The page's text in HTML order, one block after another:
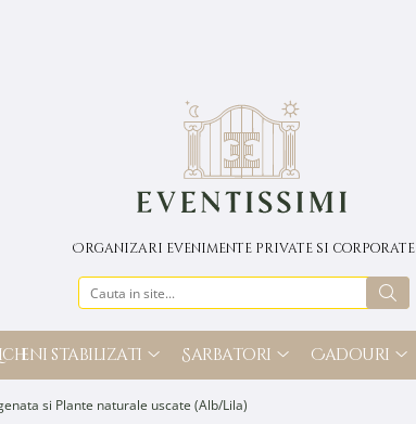
Organizari evenimente private si corporate
stabilizati Sarbatori Cadouri
si Plante naturale uscate (Alb/Lila)